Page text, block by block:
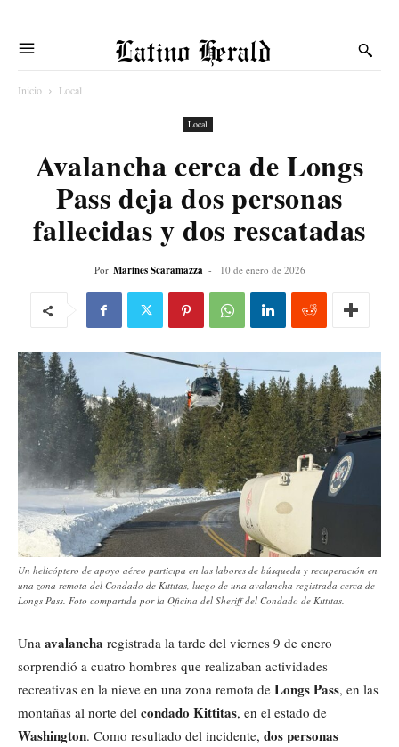
Latino Herald
Inicio Local
Local
Avalancha cerca de Longs
Pass deja dos personas
fallecidas y dos rescatadas
Por Marines Scaramazza - 10 de enero de 2026
Un helicóptero de apoyo aéreo participa en las labores de búsqueda y recuperación en
una zona remota del Condado de Kittitas, luego de una avalancha registrada cerca de
Longs Pass. Foto compartida por la Oficina del Sheriff del Condado de Kittitas.
Una avalancha registrada la tarde del viernes 9 de enero
sorprendió a cuatro hombres que realizaban actividades
recreativas en la nieve en una zona remota de Longs Pass, en las
montañas al norte del condado Kittitas, en el estado de
Washington. Como resultado del incidente, dos personas